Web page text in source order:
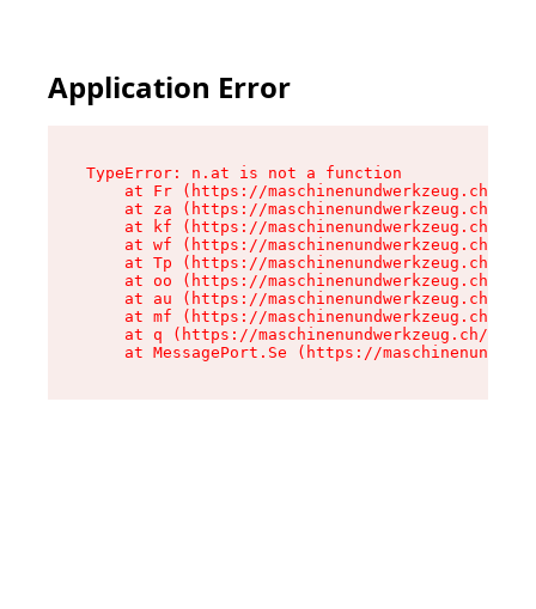
Application Error
TypeError: n.at is not a function
at Fr (https://maschinenundwerkzeug.ch/
at za (https://maschinenundwerkzeug.ch/
at kf (https://maschinenundwerkzeug.ch/
at wf (https://maschinenundwerkzeug.ch/
at Tp (https://maschinenundwerkzeug.ch/
at oo (https://maschinenundwerkzeug.ch/
at au (https://maschinenundwerkzeug.ch/
at mf (https://maschinenundwerkzeug.ch/
at q (https://maschinenundwerkzeug.ch/
at MessagePort.Se (https://